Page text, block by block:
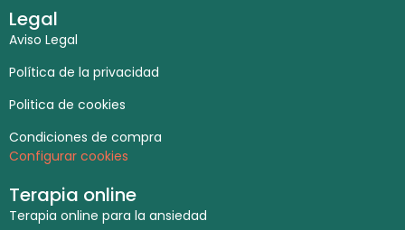
Legal
Aviso Legal
Política de la privacidad
Politica de cookies
Condiciones de compra
Configurar cookies
Terapia online
Terapia online para la ansiedad